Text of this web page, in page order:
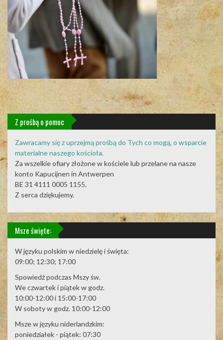
Z prośbą o pomoc
Zawracamy się z uprzejmą prośbą do Tych co mogą, o wsparcie
materialne naszego kościoła.
Za wszelkie ofiary złożone w kościele lub przelane na nasze
konto Kapucijnen in Antwerpen
BE 31 4111 0005 1155.
Z serca dziękujemy.
Msze święte:
W języku polskim w niedzielę i święta:
09:00; 12:30; 17:00
Spowiedź podczas Mszy św.
We czwartek i piątek w godz.
10:00-12:00 i 15:00-17:00
W soboty w godz. 10:00-12:00
Msze w języku niderlandzkim:
poniedziałek - piątek: 07:30